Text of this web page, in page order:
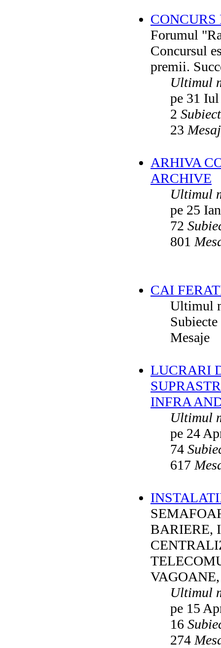
Forumul
Concursul
premii.
Ultimul
pe 31
2
23
ARHIVA
ARCHIVE
Ultimul
pe 25
72
801
CAI
Ultimul
Subiecte
Mesaje
LUCRARI
INFRA
Ultimul
pe 24
74
617
BARIERE,
Ultimul
pe 15
16
274